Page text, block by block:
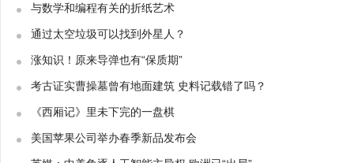
与数学和编程有关的折纸艺术
通过太空垃圾可以找到外星人？
涨知识！原来导弹也有“保质期”
考古证实曹操墓曾有地面建筑 史料记载错了吗？
《西厢记》里未下完的一盘棋
美国苹果公司举办春季新品发布会